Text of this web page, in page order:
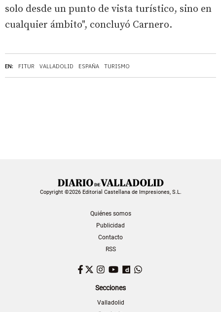
EN: FITUR VALLADOLID ESPAÑA TURISMO
solo desde un punto de vista turístico, sino en
cualquier ámbito", concluyó Carnero.
Copyright ©2026 Editorial Castellana de Impresiones, S.L.
Quiénes somos
Publicidad
Contacto
RSS
Facebook
TwitterInstagram
YouTubeDailymotion
Secciones
Valladolid